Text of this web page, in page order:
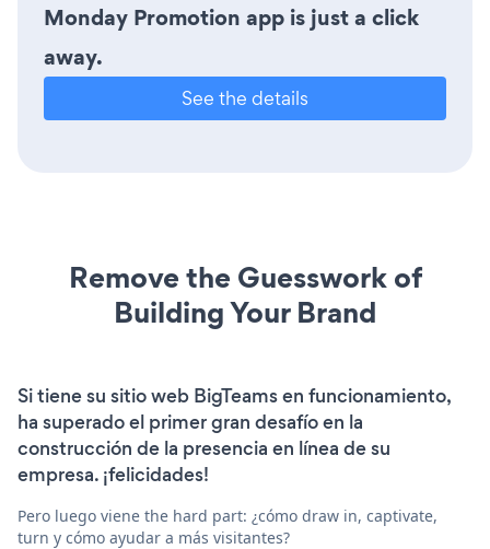
Monday Promotion app is just a click
away.
See the details
Remove the Guesswork of
Building Your Brand
Si tiene su sitio web BigTeams en funcionamiento,
ha superado el primer gran desafío en la
construcción de la presencia en línea de su
empresa. ¡felicidades!
Pero luego viene the hard part: ¿cómo draw in, captivate,
turn y cómo ayudar a más visitantes?